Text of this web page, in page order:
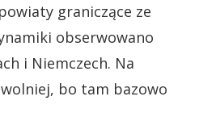
graniczące ze
obserwowano
i Niemczech. Na
wolniej, bo tam bazowo